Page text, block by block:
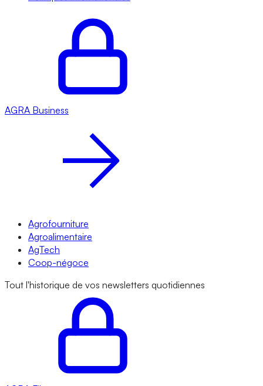
AGRA Business
Agrofourniture
Agroalimentaire
AgTech
Coop-négoce
Tout l'historique de vos newsletters quotidiennes